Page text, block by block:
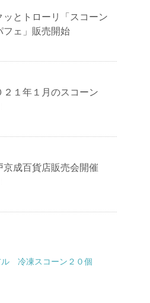
ッとトローリ「スコーン
フェ」販売開始
２１年１月のスコーン
京成百貨店販売会開催
ル 冷凍スコーン２０個